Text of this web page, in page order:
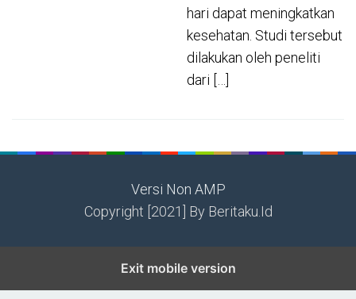
hari dapat meningkatkan
kesehatan. Studi tersebut
dilakukan oleh peneliti
dari […]
Versi Non AMP
Copyright [2021] By Beritaku.Id
Exit mobile version